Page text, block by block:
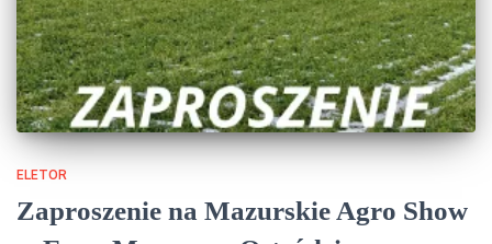
ELETOR
Zaproszenie na Mazurskie Agro Show